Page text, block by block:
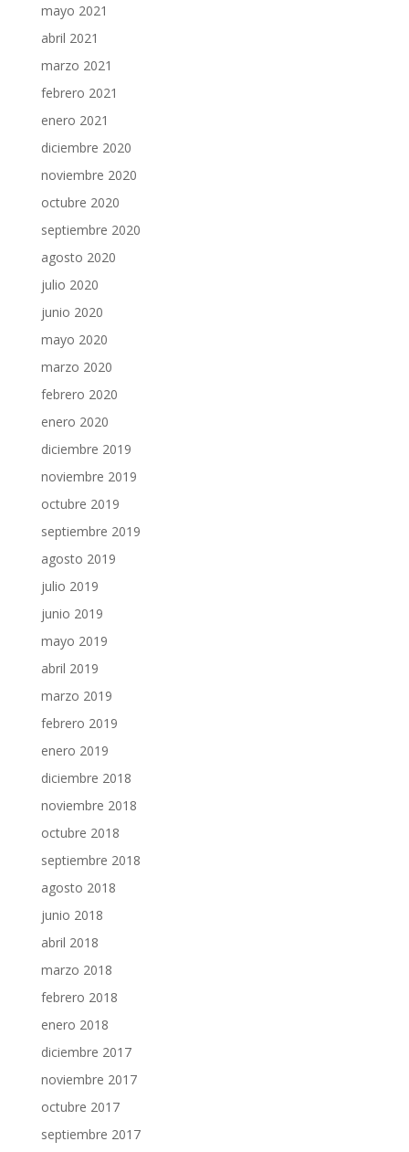
mayo 2021
abril 2021
marzo 2021
febrero 2021
enero 2021
diciembre 2020
noviembre 2020
octubre 2020
septiembre 2020
agosto 2020
julio 2020
junio 2020
mayo 2020
marzo 2020
febrero 2020
enero 2020
diciembre 2019
noviembre 2019
octubre 2019
septiembre 2019
agosto 2019
julio 2019
junio 2019
mayo 2019
abril 2019
marzo 2019
febrero 2019
enero 2019
diciembre 2018
noviembre 2018
octubre 2018
septiembre 2018
agosto 2018
junio 2018
abril 2018
marzo 2018
febrero 2018
enero 2018
diciembre 2017
noviembre 2017
octubre 2017
septiembre 2017